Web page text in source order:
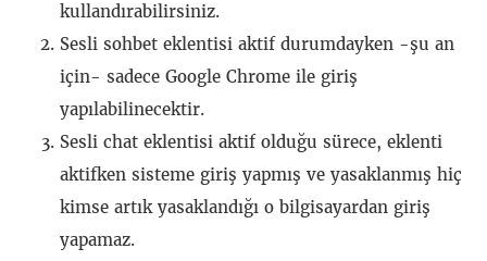
kullandırabilirsiniz.
Sesli sohbet eklentisi aktif durumdayken -şu an
için- sadece Google Chrome ile giriş
yapılabilinecektir.
Sesli chat eklentisi aktif olduğu sürece, eklenti
aktifken sisteme giriş yapmış ve yasaklanmış hiç
kimse artık yasaklandığı o bilgisayardan giriş
yapamaz.